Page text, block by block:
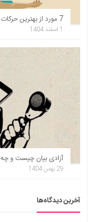
7 مورد از بهترین حرکات یوگا برای تسکین استرس
1 اسفند 1404
آزادی بیان چیست و چه
29 بهمن 1404
آخرین دیدگاه‌ها